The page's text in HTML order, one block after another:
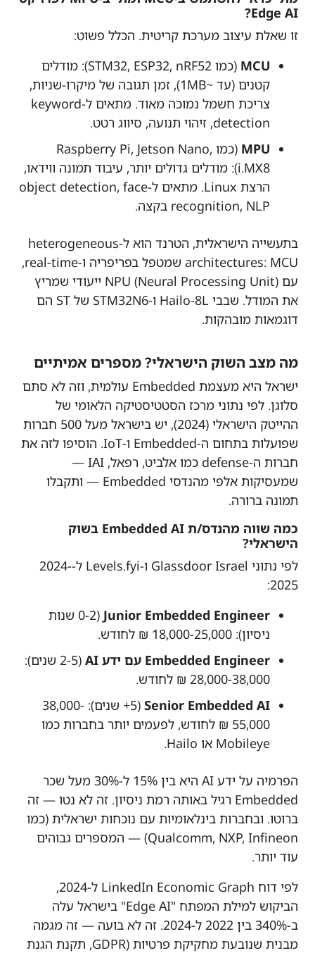
Edge AI?
זו שאלת עיצוב מערכת קריטית. הכלל פשוט:
MCU
(כמו STM32, ESP32, nRF52): מודלים
קטנים (עד ~1MB), זמן תגובה של מיקרו-שניות,
צריכת חשמל נמוכה מאוד. מתאים ל-keyword
detection, זיהוי תנועה, סיווג רטט.
MPU
(כמו Raspberry Pi, Jetson Nano,
i.MX8): מודלים גדולים יותר, עיבוד תמונה ווידאו,
הרצת Linux. מתאים ל-object detection, face
recognition, NLP בקצה.
בתעשייה הישראלית, הטרנד הוא ל-heterogeneous
architectures: MCU שמטפל בפריפריה ו-real-time,
עם NPU (Neural Processing Unit) ייעודי שמריץ
את המודל. שבבי Hailo-8L ו-STM32N6 של ST הם
דוגמאות מובהקות.
מה מצב השוק הישראלי? מספרים אמיתיים
ישראל היא מעצמת Embedded עולמית, וזה לא סתם
סלוגן. לפי נתוני מרכז הסטטיסטיקה הלאומי של
ההייטק הישראלי (2024), יש בישראל מעל 500 חברות
שפועלות בתחום ה-Embedded ו-IoT. הוסיפו לזה את
חברות ה-defense כמו אלביט, רפאל, IAI —
שמעסיקות אלפי מהנדסי Embedded — ותקבלו
תמונה ברורה.
כמה שווה מהנדס/ת Embedded AI בשוק
הישראלי?
לפי נתוני Glassdoor Israel ו-Levels.fyi ל-2024-
2025:
Junior Embedded Engineer
(0-2 שנות
ניסיון): 18,000-25,000 ₪ לחודש.
Embedded Engineer עם ידע AI
(2-5 שנים):
28,000-38,000 ₪ לחודש.
Senior Embedded AI
(5+ שנים): 38,000-
55,000 ₪ לחודש, לפעמים יותר בחברות כמו
Mobileye או Hailo.
הפרמיה על ידע AI היא בין 15% ל-30% מעל שכר
Embedded רגיל באותה רמת ניסיון. זה לא נטו — זה
ברוטו. ובחברות בינלאומיות עם נוכחות ישראלית (כמו
Qualcomm, NXP, Infineon) — המספרים גבוהים
עוד יותר.
לפי דוח LinkedIn Economic Graph ל-2024,
הביקוש למילת המפתח "Edge AI" בישראל עלה
ב-340% בין 2022 ל-2024. זה לא בועה — זה מגמה
מבנית שנובעת מחקיקת פרטיות (GDPR, תקנת הגנת